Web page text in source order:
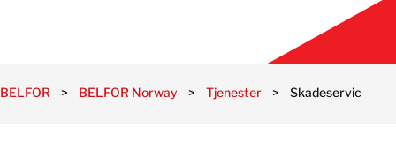
BELFOR > BELFOR Norway > Tjenester > Skadeservice